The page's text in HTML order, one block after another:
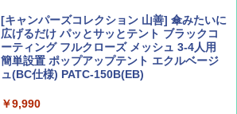
AIRLINE（エアライン）2026年9月号【特
集】ボーイング110周年を祝して！
￥1,760
￥2,277
新しい日本地理 地図・統計・移動から読み
解く (講談社現代新書)
￥1,540
[キャンパーズコレクション 山善] 傘みたいに
広げるだけ パッとサッとテント ブラックコ
ーティング フルクローズ メッシュ 3-4人用
簡単設置 ポップアップテント エクルベージ
ュ(BC仕様) PATC-150B(EB)
￥9,990